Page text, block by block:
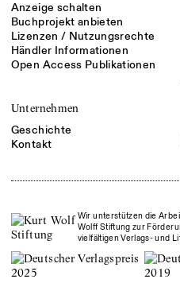
Anzeige schalten
Buchprojekt anbieten
Lizenzen / Nutzungsrechte
Händler Informationen
Open Access Publikationen
Unternehmen
Geschichte
Kontakt
Wir unterstützen die
Wolff Stiftung zur
vielfältigen Verlags- und